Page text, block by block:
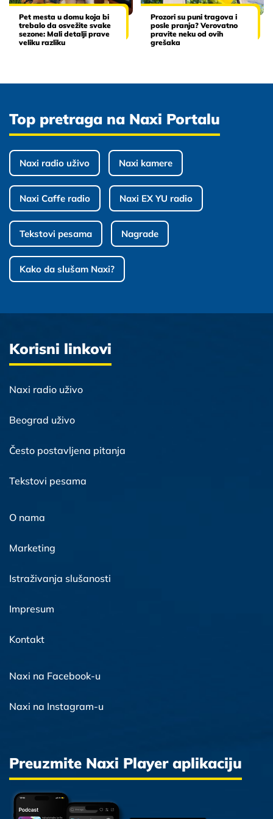
Pet mesta u domu koja bi
trebalo da osvežite svake
sezone: Mali detalji prave
veliku razliku
Prozori su puni tragova i
posle pranja? Verovatno
pravite neku od ovih
grešaka
Top pretraga na Naxi Portalu
Naxi radio uživo Naxi kamere
Naxi Caffe radio Naxi EX YU radio
Tekstovi pesama Nagrade
Kako da slušam Naxi?
Korisni linkovi
Naxi radio uživo
Beograd uživo
Često postavljena pitanja
Tekstovi pesama
O nama
Marketing
Istraživanja slušanosti
Impresum
Kontakt
Naxi na Facebook-u
Naxi na Instagram-u
Preuzmite Naxi Player aplikaciju